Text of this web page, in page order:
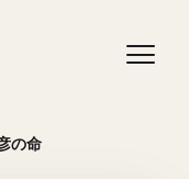
の命